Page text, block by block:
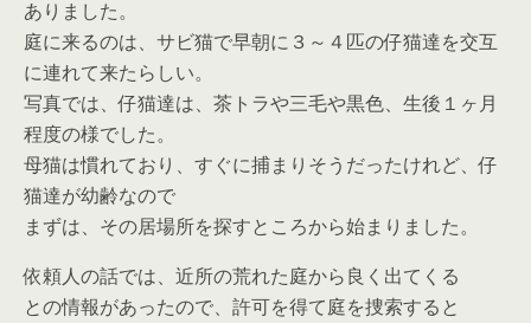
ありました。
庭に来るのは、サビ猫で早朝に３～４匹の仔猫達を交互
に連れて来たらしい。
写真では、仔猫達は、茶トラや三毛や黒色、 生後１ヶ月
程度の様でした。
母猫は慣れており、すぐに捕まりそうだったけれど、仔
猫達が幼齢なので
まずは、その居場所を探すところから始まりました。
依頼人の話では、近所の荒れた庭から良く出てくる
との情報があったので、許可を得て庭を捜索すると